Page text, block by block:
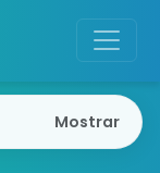
Mostrar